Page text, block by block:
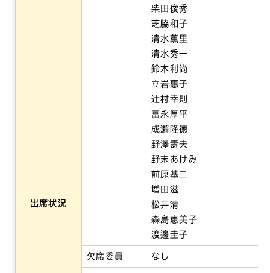
出席状況
柴田俊秀
芝脇和子
清水薫里
清水秀一
鈴木利尚
立岩惠子
辻村幸則
冨永厚平
成瀨隆徳
野澤壽夫
野末あけみ
前原基二
増田滋
松井清
森島恵美子
渡邊圭子
欠席委員 なし